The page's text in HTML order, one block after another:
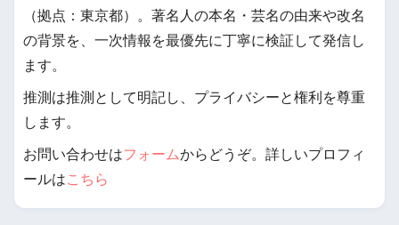
（拠点：東京都）。著名人の本名・芸名の由来や改名
の背景を、一次情報を最優先に丁寧に検証して発信し
ます。
推測は推測として明記し、プライバシーと権利を尊重
します。
お問い合わせはフォームからどうぞ。詳しいプロフィ
ールはこちら